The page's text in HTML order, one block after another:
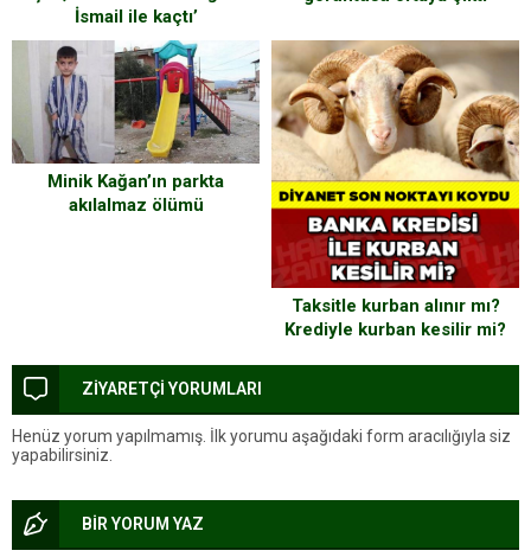
İsmail ile kaçtı’
Minik Kağan’ın parkta
akılalmaz ölümü
Taksitle kurban alınır mı?
Krediyle kurban kesilir mi?
ZİYARETÇİ YORUMLARI
Henüz yorum yapılmamış. İlk yorumu aşağıdaki form aracılığıyla siz
yapabilirsiniz.
BİR YORUM YAZ